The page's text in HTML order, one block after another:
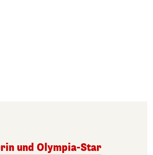
und Olympia-Star